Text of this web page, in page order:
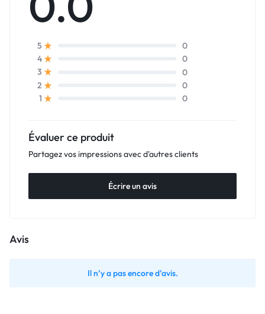
5
0
4
0
3
0
2
0
1
0
Évaluer ce produit
Partagez vos impressions avec d'autres clients
Écrire un avis
Avis
Il n’y a pas encore d’avis.